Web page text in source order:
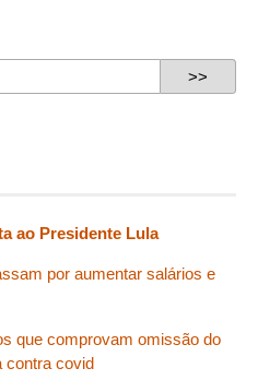
ao Presidente Lula
por aumentar salários e
que comprovam omissão do
contra covid